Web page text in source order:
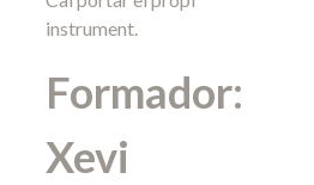
instrument.
Formador:
Xevi